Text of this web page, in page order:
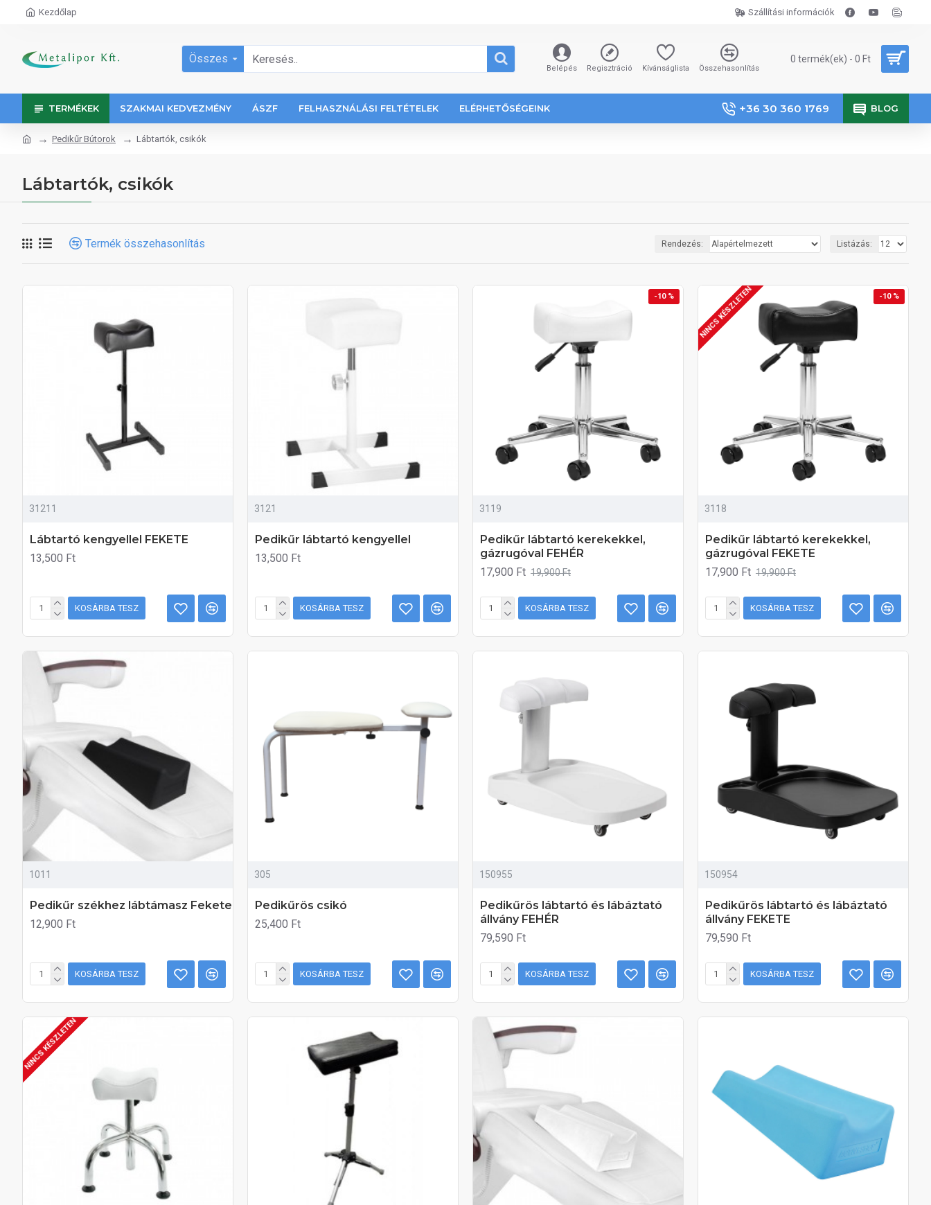
Kezdőlap Szállítási információk
Összes
Belépés Regisztráció Kívánságlista Összehasonlítás
0 termék(ek) - 0 Ft
TERMÉKEK SZAKMAI KEDVEZMÉNY ÁSZF FELHASZNÁLÁSI FELTÉTELEK ELÉRHETŐSÉGEINK +36 30 360 1769 BLOG
Pedikűr Bútorok Lábtartók, csikók
Lábtartók, csikók
Termék összehasonlítás Rendezés: Listázás:
31211
Lábtartó kengyellel FEKETE
13,500 Ft
KOSÁRBA TESZ
3121
Pedikűr lábtartó kengyellel
13,500 Ft
KOSÁRBA TESZ
-10 %
3119
Pedikűr lábtartó kerekekkel,
gázrugóval FEHÉR
17,900 Ft 19,900 Ft
KOSÁRBA TESZ
-10 %
NINCS KÉSZLETEN
3118
Pedikűr lábtartó kerekekkel,
gázrugóval FEKETE
17,900 Ft 19,900 Ft
KOSÁRBA TESZ
1011
Pedikűr székhez lábtámasz Fekete
12,900 Ft
KOSÁRBA TESZ
305
Pedikűrös csikó
25,400 Ft
KOSÁRBA TESZ
150955
Pedikűrös lábtartó és lábáztató
állvány FEHÉR
79,590 Ft
KOSÁRBA TESZ
150954
Pedikűrös lábtartó és lábáztató
állvány FEKETE
79,590 Ft
KOSÁRBA TESZ
NINCS KÉSZLETEN